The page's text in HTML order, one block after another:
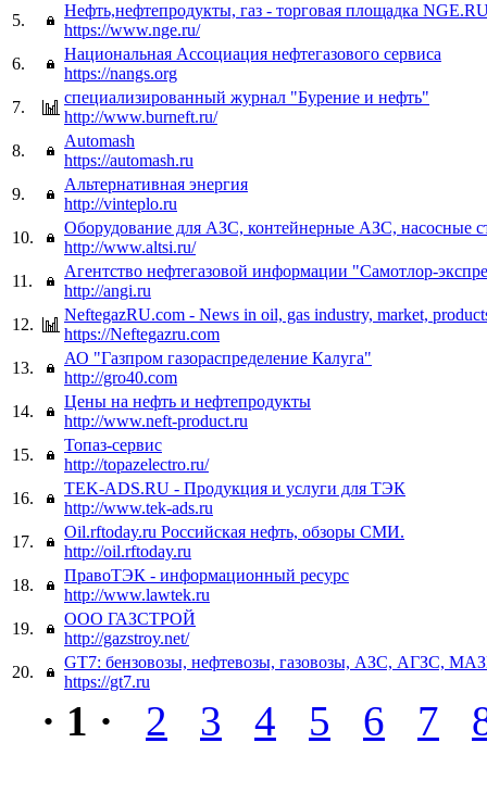
5.
Нефть,нефтепродукты, газ - торговая площадка
https://www.nge.ru/
6.
Национальная Ассоциация нефтегазового сервиса
https://nangs.org
7.
специализированный журнал "Бурение и нефть"
http://www.burneft.ru/
8.
Automash
https://automash.ru
9.
Альтернативная энергия
http://vinteplo.ru
10.
Оборудование для АЗС, контейнерные АЗС, насосные
http://www.altsi.ru/
11.
Агентство нефтегазовой информации "Самотлор-
http://angi.ru
12.
NeftegazRU.com - News in oil, gas industry, market,
https://Neftegazru.com
13.
АО "Газпром газораспределение Калуга"
http://gro40.com
14.
Цены на нефть и нефтепродукты
http://www.neft-product.ru
15.
Топаз-сервис
http://topazelectro.ru/
16.
TEK-ADS.RU - Продукция и услуги для ТЭК
http://www.tek-ads.ru
17.
Oil.rftoday.ru Российская нефть, обзоры СМИ.
http://oil.rftoday.ru
18.
ПравоТЭК - информационный ресурс
http://www.lawtek.ru
19.
ООО ГАЗСТРОЙ
http://gazstroy.net/
20.
GT7: бензовозы, нефтевозы, газовозы, АЗС, АГЗС,
https://gt7.ru
· 1 · 2 3 4 5 6 7